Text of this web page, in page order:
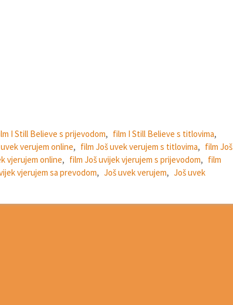
I Still Believe s prijevodom, film I Still Believe s titlovima,
verujem online, film Još uvek verujem s titlovima, film Još
vjerujem online, film Još uvijek vjerujem s prijevodom, film
vjerujem sa prevodom, Još uvek verujem, Još uvek